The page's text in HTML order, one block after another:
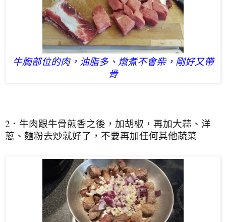
牛胸部位的肉，油脂多、燉煮不會柴，剛好又帶
骨
2．牛肉跟牛骨煎香之後，加胡椒，再加大蒜、洋
蔥、麵粉去炒就好了，不要再加任何其他蔬菜